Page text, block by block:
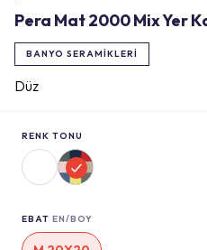
Pera Mat 2000 Mix Yer
BANYO SERAMIKLERI
Düz
RENK TONU
EBAT EN/BOY